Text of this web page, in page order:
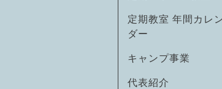
定期教室 年間カレ
ダー
キャンプ事業
代表紹介